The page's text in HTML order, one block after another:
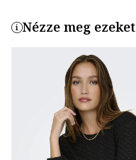
Nézze meg